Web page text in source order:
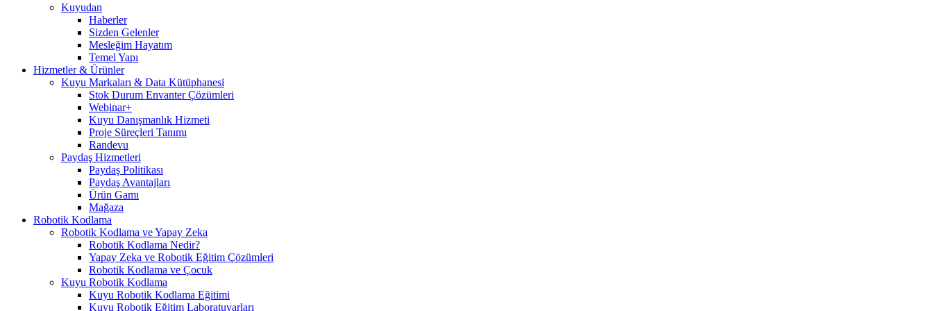
Kuyudan
Haberler
Sizden Gelenler
Mesleğim Hayatım
Temel Yapı
Hizmetler & Ürünler
Kuyu Markaları & Data Kütüphanesi
Stok Durum Envanter Çözümleri
Webinar+
Kuyu Danışmanlık Hizmeti
Proje Süreçleri Tanımı
Randevu
Paydaş Hizmetleri
Paydaş Politikası
Paydaş Avantajları
Ürün Gamı
Mağaza
Robotik Kodlama
Robotik Kodlama ve Yapay Zeka
Robotik Kodlama Nedir?
Yapay Zeka ve Robotik Eğitim Çözümleri
Robotik Kodlama ve Çocuk
Kuyu Robotik Kodlama
Kuyu Robotik Kodlama Eğitimi
Kuyu Robotik Eğitim Laboratuvarları